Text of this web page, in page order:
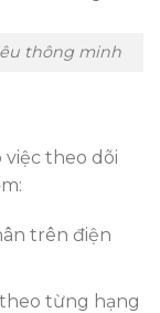
thông minh
theo dõi
trên điện
từng hạng